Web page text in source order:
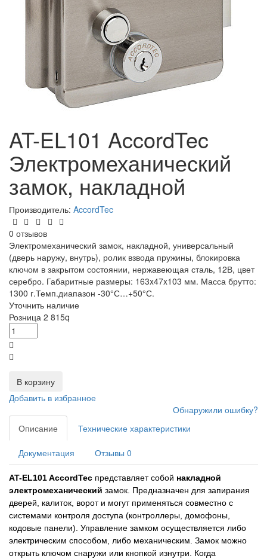
AT-EL101 AccordTec
Электромеханический
замок, накладной
Производитель: AccordTec
0 отзывов
Электромеханический замок, накладной, универсальный
(дверь наружу, внутрь), ролик взвода пружины, блокировка
ключом в закрытом состоянии, нержавеющая сталь, 12В, цвет
серебро. Габаритные размеры: 163x47x103 мм. Масса брутто:
1300 г.Темп.диапазон -30°С…+50°С.
Уточнить наличие
Розница 2 815q
В корзину
Добавить в избранное
Обнаружили ошибку?
Описание
Технические характеристики
Документация Отзывы 0
AT-EL101 AccordTec представляет собой накладной
электромеханический замок. Предназначен для запирания
дверей, калиток, ворот и могут применяться совместно с
системами контроля доступа (контроллеры, домофоны,
кодовые панели). Управление замком осуществляется либо
электрическим способом, либо механическим. Замок можно
открыть ключом снаружи или кнопкой изнутри. Когда